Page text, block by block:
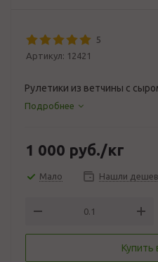
5
Артикул: 12421
Рулетики из ветчины с
Подробнее
1 000 руб./кг
Мало Нашли
Купить